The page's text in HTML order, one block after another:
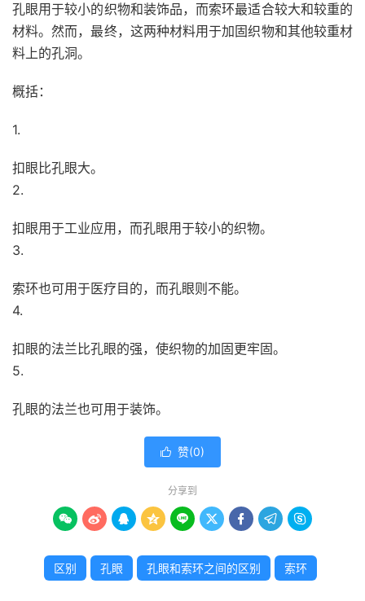
孔眼用于较小的织物和装饰品，而索环最适合较大和较重的
材料。然而，最终，这两种材料用于加固织物和其他较重材
料上的孔洞。
概括：
1.
扣眼比孔眼大。
2.
扣眼用于工业应用，而孔眼用于较小的织物。
3.
索环也可用于医疗目的，而孔眼则不能。
4.
扣眼的法兰比孔眼的强，使织物的加固更牢固。
5.
孔眼的法兰也可用于装饰。
 赞(0)
分享到
        
区别 孔眼 孔眼和索环之间的区别 索环